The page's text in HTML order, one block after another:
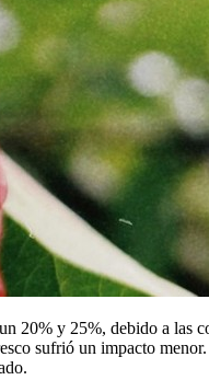
20% y 25%, debido a las
sufrió un impacto